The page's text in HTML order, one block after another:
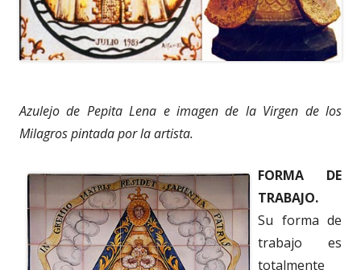
Azulejo de Pepita Lena e imagen de la Virgen de los
Milagros pintada por la artista.
FORMA DE
TRABAJO.
Su forma de
trabajo es
totalmente